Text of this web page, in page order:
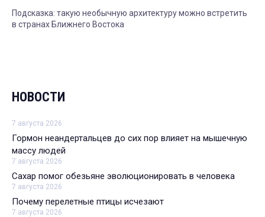
Подсказка: такую необычную архитектуру можно встретить
в странах Ближнего Востока
НОВОСТИ
7 августа 2026
Гормон неандертальцев до сих пор влияет на мышечную
массу людей
7 августа 2026
Сахар помог обезьяне эволюционировать в человека
7 августа 2026
Почему перелетные птицы исчезают
7 августа 2026